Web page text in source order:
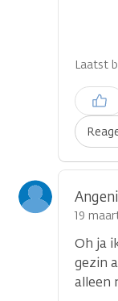
Laatst
plaatsen
19
Oh ja
gezin
alleen